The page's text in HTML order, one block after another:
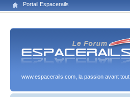
Portail Espacerails
www.espacerails.com, la passion avant tout